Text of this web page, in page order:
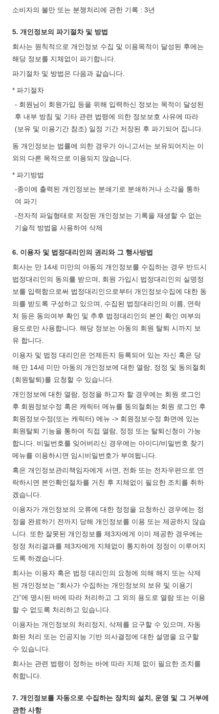
소비자의 불만 또는 분쟁처리에 관한 기록 : 3년
5. 개인정보의 파기절차 및 방법
회사는 원칙적으로 개인정보 수집 및 이용목적이 달성된 후에는
해당 정보를 지체없이 파기합니다.
파기절차 및 방법은 다음과 같습니다.
* 파기절차
- 회원님이 회원가입 등을 위해 입력하신 정보는 목적이 달성된
후 내부 방침 및 기타 관련 법령에 의한 정보보호 사유에 따라
(보유 및 이용기간 참조) 일정 기간 저장된 후 파기되어 집니다.
동 개인정보는 법률에 의한 경우가 아니고서는 보유되어지는 이
외의 다른 목적으로 이용되지 않습니다.
* 파기방법
-종이에 출력된 개인정보는 분쇄기로 분쇄하거나 소각을 통하
여 파기
-전자적 파일형태로 저장된 개인정보는 기록을 재생할 수 없는
기술적 방법을 사용하여 삭제
6. 이용자 및 법정대리인의 권리와 그 행사방법
회사는 만 14세 미만의 아동의 개인정보를 수집하는 경우 반드시
법정대리인의 동의를 받으며, 회원 가입시 법정대리인의 실명정
보를 입력함으로써 법정대리인으로부터 개인정보수집에 대한 동
의를 받도록 구성하고 있으며, 수집된 법정대리인의 이름, 연락
처 등은 동의여부 확인 및 추후 법정대리인의 본인 확인 여부의
용도로만 사용합니다. 해당 정보는 아동의 회원 탈퇴 시까지 보
유 합니다.
이용자 및 법정 대리인은 언제든지 등록되어 있는 자신 혹은 당
해 만 14세 미만 아동의 개인정보에 대한 열람, 정정 및 동의철회
(회원탈퇴)를 요청할 수 있습니다.
개인정보에 대한 열람, 정정을 하고자 할 경우에는 회원 로그인
후 회원정보수정 혹은 캐릭터 메뉴를 동의철회는 회원 로그인 후
회원정보수정(또는 캐릭터) 메뉴 -> 회원정보수정 화면에 있는
회원탈퇴 기능을 통하여 직접 열람, 정정 또는 탈퇴신청이 가능
합니다. 비밀번호를 잊어버리신 경우에는 아이디/비밀번호 찾기
메뉴를 이용하시면 임시비밀번호가 부여됩니다.
혹은 개인정보관리책임자에게 서면, 전화 또는 전자우편으로 연
락하시면 본인확인절차를 거친 후 지체없이 필요한 조치를 취하
겠습니다.
이용자가 개인정보의 오류에 대한 정정을 요청하신 경우에는 정
정을 완료하기 전까지 당해 개인정보를 이용 또는 제공하지 않습
니다. 또한 잘못된 개인정보를 제3자에게 이미 제공한 경우에는
정정 처리결과를 제3자에게 지체없이 통지하여 정정이 이루어지
도록 하겠습니다.
회사는 이용자 혹은 법정 대리인의 요청에 의해 해지 또는 삭제
된 개인정보는 “회사가 수집하는 개인정보의 보유 및 이용기
간”에 명시된 바에 따라 처리하고 그 외의 용도로 열람 또는 이용
할 수 없도록 처리하고 있습니다.
이용자는 개인정보의 처리정지, 삭제를 요구할 수 있으며, 자동
화된 처리 또는 인공지능 기반 의사결정에 대한 설명을 요구할
수 있습니다.
회사는 관련 법령이 정하는 바에 따라 지체 없이 필요한 조치를
취합니다.
7. 개인정보를 자동으로 수집하는 장치의 설치, 운영 및 그 거부에
관한 사항